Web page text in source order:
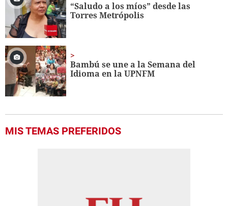
“Saludo a los míos” desde las
Torres Metrópolis
Bambú se une a la Semana del
Idioma en la UPNFM
MIS TEMAS PREFERIDOS